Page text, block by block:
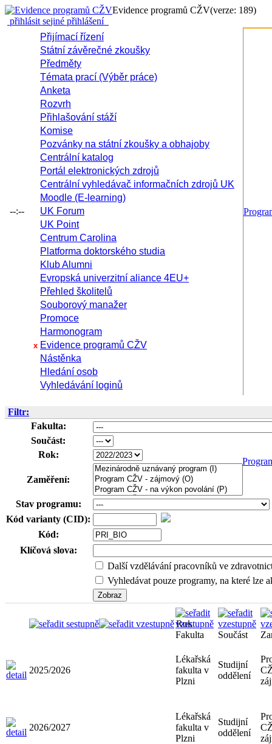
Evidence programů CŽV(verze: 189)
přihlásit sejiné přihlášení
--:--
Přijímací řízení
Státní závěrečné zkoušky
Předměty
Témata prací (Výběr práce)
Anketa
Rozvrh
Přihlašování stáží
Komise
Pozvánky na státní zkoušky a obhajoby
Centrální katalog
Portál elektronických zdrojů
Centrální vyhledávač informačních zdrojů UK
Moodle (E-learning)
UK Forum
UK Point
Centrum Carolina
Platforma doktorského studia
Klub Alumni
Evropská univerzitní aliance 4EU+
Přehled školitelů
Souborový manažer
Promoce
Harmonogram
x Evidence programů CŽV
Nástěnka
Hledání osob
Vyhledávání loginů
Filtr:
Fakulta:
Součást:
Rok:
Zaměření:
Stav programu:
Kód varianty (CID):
Kód:
Klíčová slova:
Další vzdělávání pracovníků ve
Vyhledávat pouze programy, na které lze
Rok
Fakulta
Součást
2025/2026
Lékařská
fakulta v
Plzni
Studijní
oddělení
2026/2027
Lékařská
fakulta v
Plzni
Studijní
oddělení